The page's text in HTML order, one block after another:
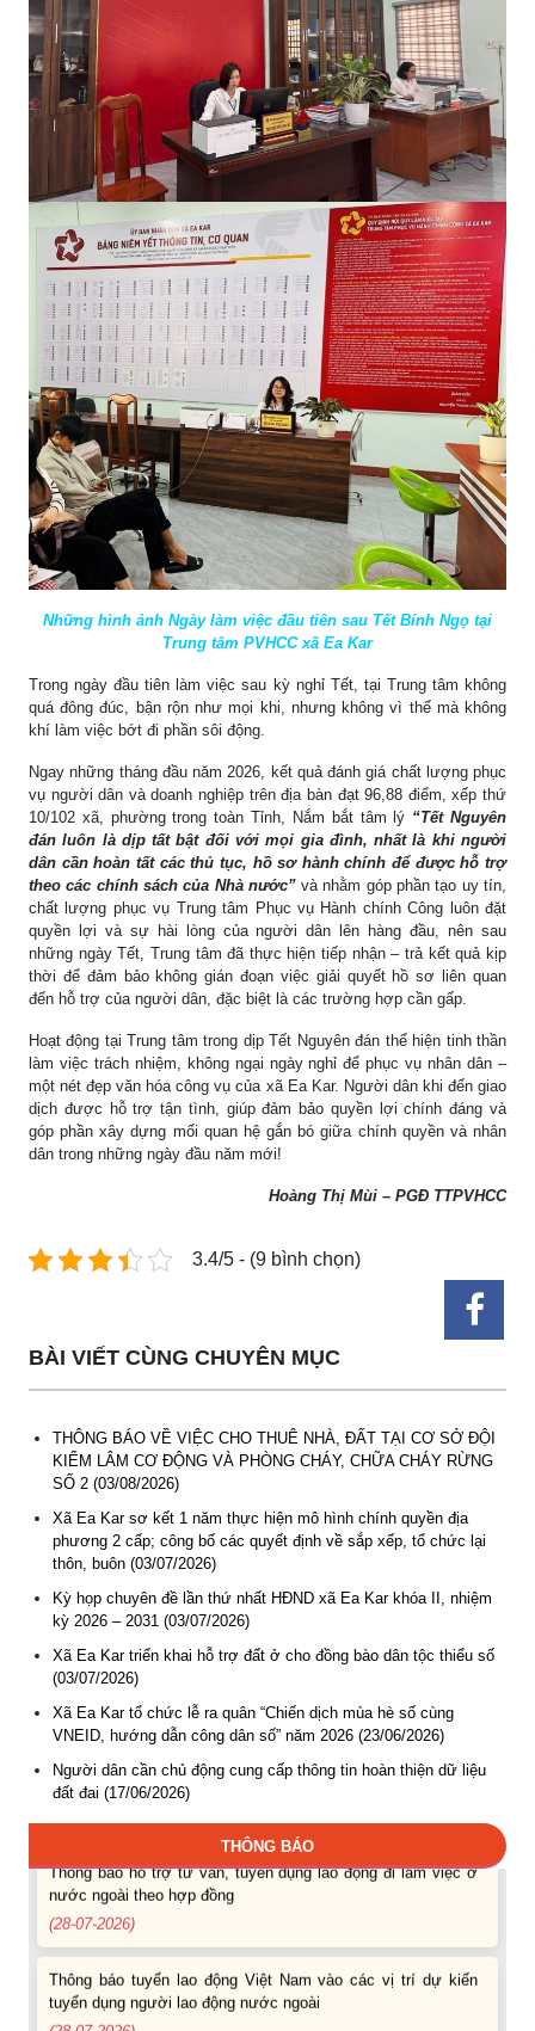
Những hình ảnh Ngày làm việc đầu tiên sau Tết Bính Ngọ tại
Trung tâm PVHCC xã Ea Kar
Trong ngày đầu tiên làm việc sau kỳ nghỉ Tết, tại Trung tâm không
quá đông đúc, bận rộn như mọi khi, nhưng không vì thế mà không
khí làm việc bớt đi phần sôi động.
Ngay những tháng đầu năm 2026, kết quả đánh giá chất lượng phục
vụ người dân và doanh nghiệp trên địa bàn đạt 96,88 điểm, xếp thứ
10/102 xã, phường trong toàn Tỉnh, Nắm bắt tâm lý “Tết Nguyên
đán luôn là dịp tất bật đối với mọi gia đình, nhất là khi người
dân cần hoàn tất các thủ tục, hồ sơ hành chính để được hỗ trợ
theo các chính sách của Nhà nước”và nhằm góp phần tạo uy tín,
chất lượng phục vụ Trung tâm Phục vụ Hành chính Công luôn đặt
quyền lợi và sự hài lòng của người dân lên hàng đầu, nên sau
những ngày Tết, Trung tâm đã thực hiện tiếp nhận – trả kết quả kịp
thời để đảm bảo không gián đoạn việc giải quyết hồ sơ liên quan
đến hỗ trợ của người dân, đặc biệt là các trường hợp cần gấp.
Hoạt động tại Trung tâm trong dịp Tết Nguyên đán thể hiện tinh thần
làm việc trách nhiệm, không ngại ngày nghỉ để phục vụ nhân dân –
một nét đẹp văn hóa công vụ của xã Ea Kar. Người dân khi đến giao
dịch được hỗ trợ tận tình, giúp đảm bảo quyền lợi chính đáng và
góp phần xây dựng mối quan hệ gắn bó giữa chính quyền và nhân
dân trong những ngày đầu năm mới!
Hoàng Thị Mùi – PGĐ TTPVHCC
3.4/5 - (9 bình chọn)
BÀI VIẾT CÙNG CHUYÊN MỤC
THÔNG BÁO VỀ VIỆC CHO THUÊ NHÀ, ĐẤT TẠI CƠ SỞ ĐỘI
KIỂM LÂM CƠ ĐỘNG VÀ PHÒNG CHÁY, CHỮA CHÁY RỪNG
SỐ 2 (03/08/2026)
Xã Ea Kar sơ kết 1 năm thực hiện mô hình chính quyền địa
phương 2 cấp; công bố các quyết định về sắp xếp, tổ chức lại
thôn, buôn (03/07/2026)
Kỳ họp chuyên đề lần thứ nhất HĐND xã Ea Kar khóa II, nhiệm
kỳ 2026 – 2031 (03/07/2026)
Xã Ea Kar triển khai hỗ trợ đất ở cho đồng bào dân tộc thiểu số
(03/07/2026)
Xã Ea Kar tổ chức lễ ra quân “Chiến dịch mùa hè số cùng
VNEID, hướng dẫn công dân số” năm 2026 (23/06/2026)
Người dân cần chủ động cung cấp thông tin hoàn thiện dữ liệu
đất đai (17/06/2026)
THÔNG BÁO
Thông báo các khóa đào tạo năm học 2026-2027
(04-08-2026)
Thông báo hỗ trợ tư vấn, tuyển dụng lao động đi làm việc
(03-08-2026)
Thông báo hỗ trợ tư vấn, tuyển dụng lao động đi làm việc ở
nước ngoài theo hợp đồng
(28-07-2026)
Thông báo tuyển lao động Việt Nam vào các vị trí dự kiến
tuyển dụng người lao động nước ngoài
(28-07-2026)